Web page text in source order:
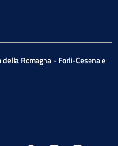
Romagna - Forli-Cesena e